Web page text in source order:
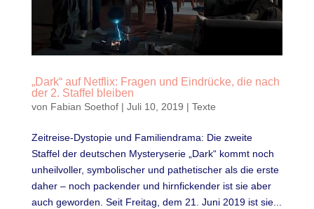
„Dark“ auf Netflix: Fragen und Eindrücke, die nach
der 2. Staffel bleiben
von Fabian Soethof| Juli 10, 2019 | Texte
Zeitreise-Dystopie und Familiendrama: Die zweite
Staffel der deutschen Mysteryserie „Dark“ kommt noch
unheilvoller, symbolischer und pathetischer als die erste
daher – noch packender und hirnfickender ist sie aber
auch geworden. Seit Freitag, dem 21. Juni 2019 ist sie...